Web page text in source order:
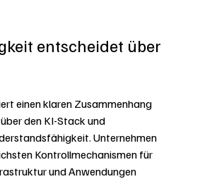
entscheidet über
einen klaren Zusammenhang
den KI-Stack und
Unternehmen
Kontrollmechanismen für
und Anwendungen